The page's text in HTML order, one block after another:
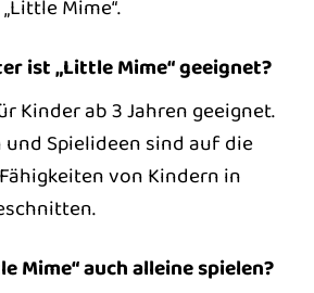
Mime“.
ist „Little Mime“ geeignet?
Kinder ab 3 Jahren geeignet.
Spielideen sind auf die
von Kindern in
Mime“ auch alleine spielen?